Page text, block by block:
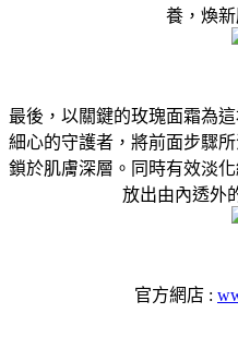
養，煥新
最後，以關鍵的玫瑰面霜為
細心的守護者，將前面步驟
鎖於肌膚深層。同時有效淡
放出由內透外
官方網店 :